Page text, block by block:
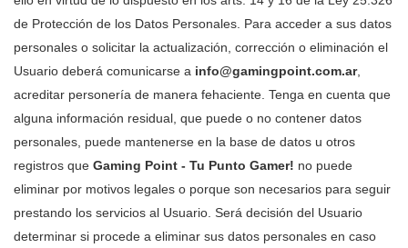
de Protección de los Datos Personales. Para acceder a sus datos
personales o solicitar la actualización, corrección o eliminación el
Usuario deberá comunicarse a info@gamingpoint.com.ar,
acreditar personería de manera fehaciente. Tenga en cuenta que
alguna información residual, que puede o no contener datos
personales, puede mantenerse en la base de datos u otros
registros que Gaming Point - Tu Punto Gamer! no puede
eliminar por motivos legales o porque son necesarios para seguir
prestando los servicios al Usuario. Será decisión del Usuario
determinar si procede a eliminar sus datos personales en caso